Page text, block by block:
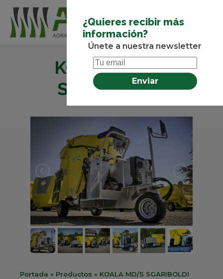
KOALA MD/S
SGARIBOLDI
Portada » Productos » KOALA MD/S SGARIBOLDI
¿Quieres recibir más
información?
Únete a nuestra newsletter